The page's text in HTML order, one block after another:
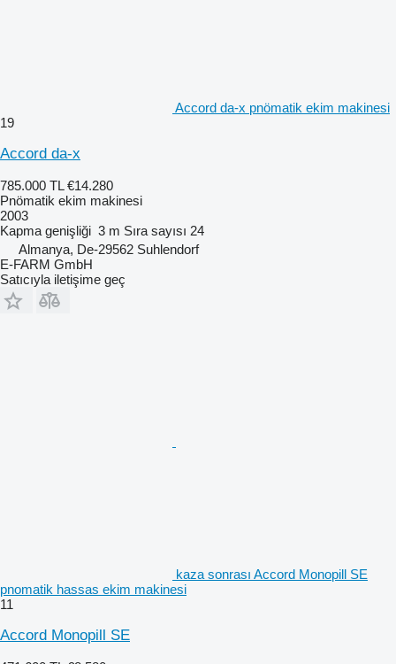
Accord da-x pnömatik ekim makinesi
19
Accord da-x
785.000 TL €14.280
Pnömatik ekim makinesi
2003
Kapma genişliği 3 m Sıra sayısı 24
Almanya, De-29562 Suhlendorf
E-FARM GmbH
Satıcıyla iletişime geç
kaza sonrası Accord Monopill SE
pnomatik hassas ekim makinesi
11
Accord Monopill SE